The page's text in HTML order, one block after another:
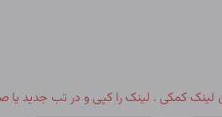
کمکی . لینک را کپی و در تب جدید یا